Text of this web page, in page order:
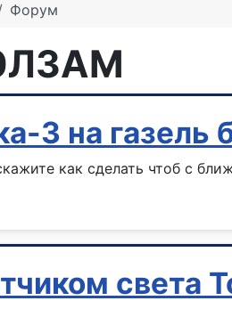
Форум
3 на газель
как сделать чтоб с
света